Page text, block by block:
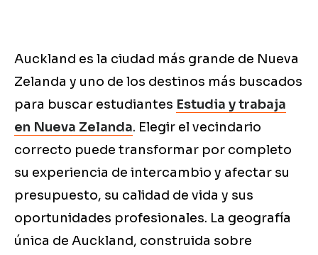
Auckland es la ciudad más grande de Nueva
Zelanda y uno de los destinos más buscados
para buscar estudiantes Estudia y trabaja
en Nueva Zelanda. Elegir el vecindario
correcto puede transformar por completo
su experiencia de intercambio y afectar su
presupuesto, su calidad de vida y sus
oportunidades profesionales. La geografía
única de Auckland, construida sobre